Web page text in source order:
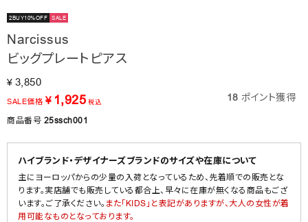
2BUY10%OFF SALE
Narcissus
ビッグプレートピアス
¥ 3,850
SALE価格 ¥ 1,925 税込 18 ポイント獲得
商品番号 25ssch001
ハイブランド・デザイナーズブランドのサイズや在庫について
主にヨーロッパからの少量の入荷となっているため、先着順での販売とな
ります。実店舗でも販売している都合上、早々に在庫が無くなる商品もござ
います。ご了承ください。 また「KIDS」と表記がありますが、大人の女性が着
用可能なものとなっております。